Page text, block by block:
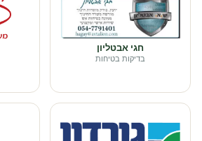
חגי אבטליון
בדיקות בטיחות